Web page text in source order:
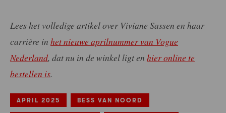
Lees het volledige artikel over Viviane Sassen en haar
carrière in het nieuwe aprilnummer van Vogue
Nederland, dat nu in de winkel ligt en hier online te
bestellen is.
APRIL 2025 BESS VAN NOORD